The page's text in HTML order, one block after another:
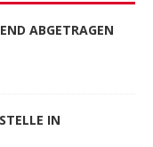
ABGETRAGEN
IN